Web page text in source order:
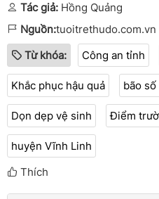
Tác giả: Hồng Quảng
Nguồn:tuoitrethudo.com.vn
Từ khóa:
Công an tỉnh
Khắc phục hậu quả bão số
Dọn dẹp vệ sinh Điểm
huyện Vĩnh Linh
Thích